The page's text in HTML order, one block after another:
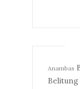
Anambas
Belitung